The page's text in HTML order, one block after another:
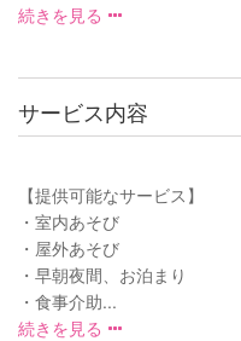
続きを見る
サービス内容
【提供可能なサービス】
・室内あそび
・屋外あそび
・早朝夜間、お泊まり
・食事介助...
続きを見る